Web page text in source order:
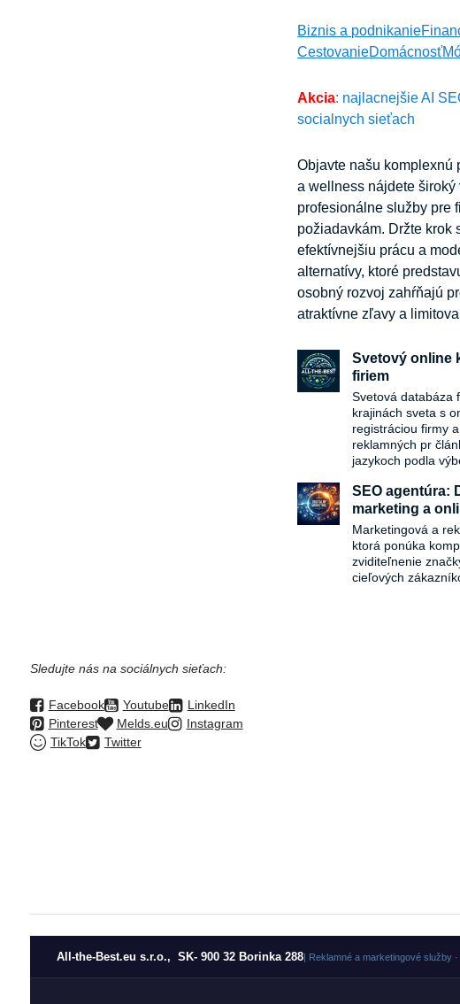
zároveň vytvorí príjemnú
Biznis a podnikanie
CestovanieDomácnosť
Akcia: najlacnejšie AI
socialnych sieťach
Objavte našu komplexnú
a wellness nájdete
profesionálne služby pre
požiadavkám. Držte krok
efektívnejšiu prácu a
alternatívy, ktoré
osobný rozvoj zahŕňajú
atraktívne zľavy a
Svetový online
firiem
Svetová databáza
krajinách sveta s
registráciou firmy
reklamných pr
jazykoch podla
SEO agentúra:
marketing a
Marketingová a
ktorá ponúka
zviditeľnenie
cieľových
Sledujte nás na sociálnych sieťach:
Facebook Youtube
LinkedIn
Pinterest
Melds.eu
Instagram
TikTok
Twitter
All-the-Best.eu s.r.o., SK- 900 32 Borinka 288| Reklamné a marketingové služby